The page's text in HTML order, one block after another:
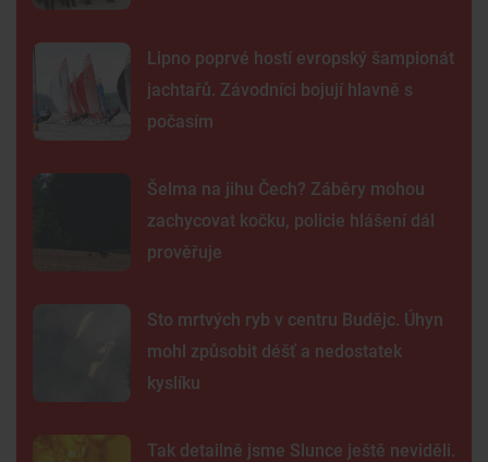
Lipno poprvé hostí evropský šampionát
jachtařů. Závodníci bojují hlavně s
počasím
Šelma na jihu Čech? Záběry mohou
zachycovat kočku, policie hlášení dál
prověřuje
Sto mrtvých ryb v centru Budějc. Úhyn
mohl způsobit déšť a nedostatek
kyslíku
Tak detailně jsme Slunce ještě neviděli.